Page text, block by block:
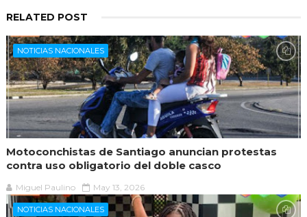
RELATED POST
NOTICIAS NACIONALES
Motoconchistas de Santiago anuncian protestas
contra uso obligatorio del doble casco
Miguel Paulino May 13, 2026
NOTICIAS NACIONALES